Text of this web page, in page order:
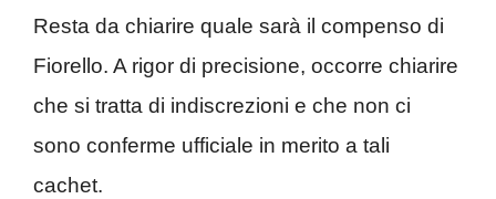
Resta da chiarire quale sarà il compenso di
Fiorello. A rigor di precisione, occorre chiarire
che si tratta di indiscrezioni e che non ci
sono conferme ufficiale in merito a tali
cachet.